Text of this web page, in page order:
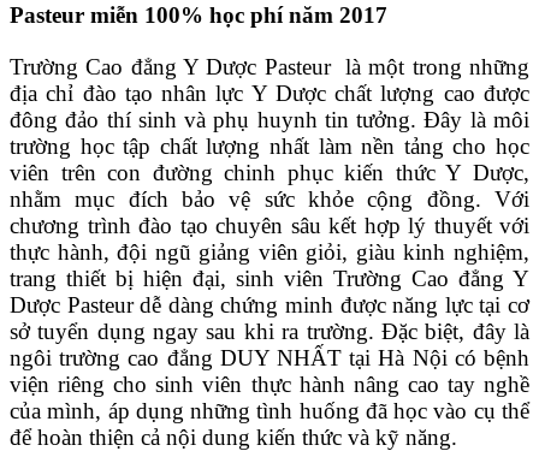
Pasteur miễn 100% học phí năm 2017
Trường Cao đẳng Y Dược Pasteur là một trong những
địa chỉ đào tạo nhân lực Y Dược chất lượng cao được
đông đảo thí sinh và phụ huynh tin tưởng. Đây là môi
trường học tập chất lượng nhất làm nền tảng cho học
viên trên con đường chinh phục kiến thức Y Dược,
nhằm mục đích bảo vệ sức khỏe cộng đồng. Với
chương trình đào tạo chuyên sâu kết hợp lý thuyết với
thực hành, đội ngũ giảng viên giỏi, giàu kinh nghiệm,
trang thiết bị hiện đại, sinh viên Trường Cao đẳng Y
Dược Pasteur dễ dàng chứng minh được năng lực tại cơ
sở tuyển dụng ngay sau khi ra trường. Đặc biệt, đây là
ngôi trường cao đẳng DUY NHẤT tại Hà Nội có bệnh
viện riêng cho sinh viên thực hành nâng cao tay nghề
của mình, áp dụng những tình huống đã học vào cụ thể
để hoàn thiện cả nội dung kiến thức và kỹ năng.